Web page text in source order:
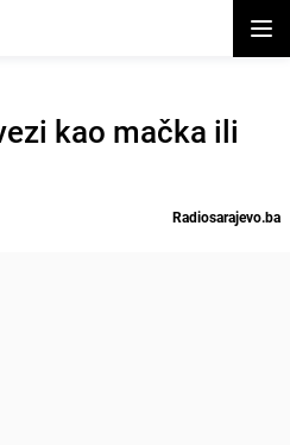
kao mačka ili
Radiosarajevo.ba